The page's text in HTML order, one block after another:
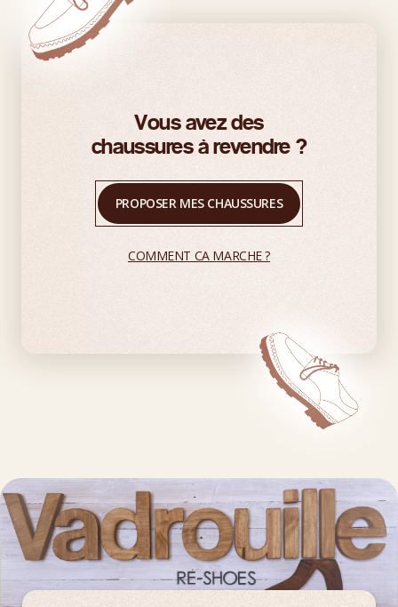
Vous avez des
chaussures à revendre ?
PROPOSER MES CHAUSSURES
COMMENT CA MARCHE ?